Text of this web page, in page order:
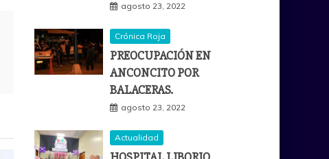
agosto 23, 2022
Crónica Roja
PREOCUPACIÓN EN
ANCONCITO POR
BALACERAS.
agosto 23, 2022
Actualidad